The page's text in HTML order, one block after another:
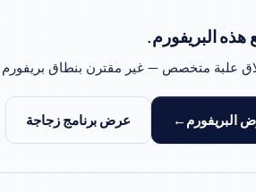
هذه البريفورم.
علبة متخصص — غير مقترن بنطاق
البريفورم عرض برنامج زجاجة